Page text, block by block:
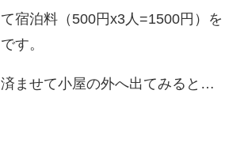
宿泊料（500円x3人=1500円）を
す。
ませて小屋の外へ出てみると…